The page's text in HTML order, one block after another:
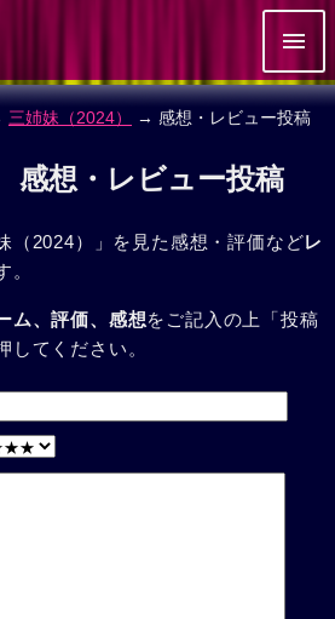
三姉妹（2024） → 感想・レビュー投稿
感想・レビュー投稿
（2024）」を見た感想・評価などレ
。
ム、評価、感想をご記入の上「投稿
してください。